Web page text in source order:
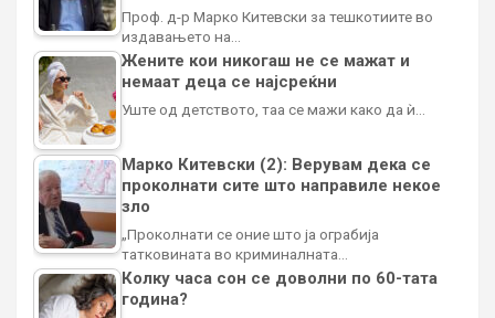
Проф. д-р Марко Китевски за тешкотиите во
издавањето на…
Жените кои никогаш не се мажат и
немаат деца се најсреќни
Уште од детството, таа се мажи како да ѝ…
Марко Китевски (2): Верувам дека се
проколнати сите што направиле некое
зло
„Проколнати се оние што ја ограбија
татковината во криминалната…
Колку часа сон се доволни по 60-тата
година?